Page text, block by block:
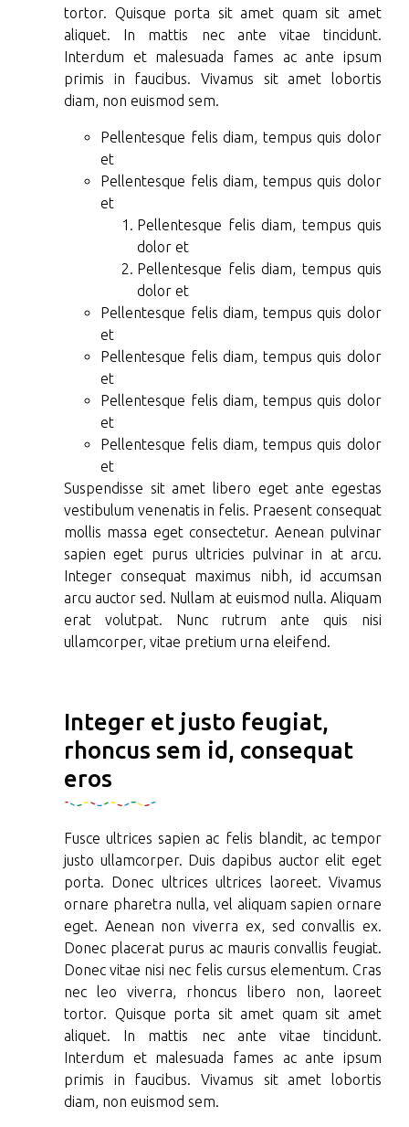
tortor. Quisque porta sit amet quam sit amet
aliquet. In mattis nec ante vitae tincidunt.
Interdum et malesuada fames ac ante ipsum
primis in faucibus. Vivamus sit amet lobortis
diam, non euismod sem.
Pellentesque felis diam, tempus quis dolor
et
Pellentesque felis diam, tempus quis dolor
et
Pellentesque felis diam, tempus quis
dolor et
Pellentesque felis diam, tempus quis
dolor et
Pellentesque felis diam, tempus quis dolor
et
Pellentesque felis diam, tempus quis dolor
et
Pellentesque felis diam, tempus quis dolor
et
Pellentesque felis diam, tempus quis dolor
et
Suspendisse sit amet libero eget ante egestas
vestibulum venenatis in felis. Praesent consequat
mollis massa eget consectetur. Aenean pulvinar
sapien eget purus ultricies pulvinar in at arcu.
Integer consequat maximus nibh, id accumsan
arcu auctor sed. Nullam at euismod nulla. Aliquam
erat volutpat. Nunc rutrum ante quis nisi
ullamcorper, vitae pretium urna eleifend.
Integer et justo feugiat,
rhoncus sem id, consequat
eros
Fusce ultrices sapien ac felis blandit, ac tempor
justo ullamcorper. Duis dapibus auctor elit eget
porta. Donec ultrices ultrices laoreet. Vivamus
ornare pharetra nulla, vel aliquam sapien ornare
eget. Aenean non viverra ex, sed convallis ex.
Donec placerat purus ac mauris convallis feugiat.
Donec vitae nisi nec felis cursus elementum. Cras
nec leo viverra, rhoncus libero non, laoreet
tortor. Quisque porta sit amet quam sit amet
aliquet. In mattis nec ante vitae tincidunt.
Interdum et malesuada fames ac ante ipsum
primis in faucibus. Vivamus sit amet lobortis
diam, non euismod sem.